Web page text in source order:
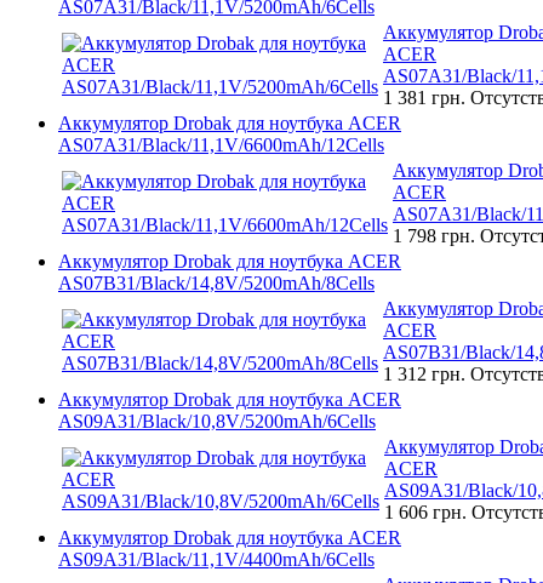
AS07A31/Black/11,1V/5200mAh/6Cells
Аккумулятор
ACER
AS07A31/Black/
1 381 грн.
Аккумулятор Drobak для ноутбука ACER
AS07A31/Black/11,1V/6600mAh/12Cells
Аккумулятор
ACER
AS07A31/Black/
1 798 грн.
Аккумулятор Drobak для ноутбука ACER
AS07B31/Black/14,8V/5200mAh/8Cells
Аккумулятор
ACER
AS07B31/Black/
1 312 грн.
Аккумулятор Drobak для ноутбука ACER
AS09A31/Black/10,8V/5200mAh/6Cells
Аккумулятор
ACER
AS09A31/Black/
1 606 грн.
Аккумулятор Drobak для ноутбука ACER
AS09A31/Black/11,1V/4400mAh/6Cells